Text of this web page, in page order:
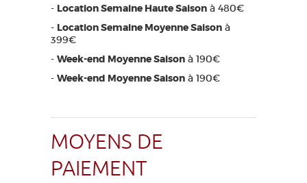
- Location Semaine Haute Saison à 480€
- Location Semaine Moyenne Saison à
399€
- Week-end Moyenne Saison à 190€
- Week-end Moyenne Saison à 190€
MOYENS DE
PAIEMENT